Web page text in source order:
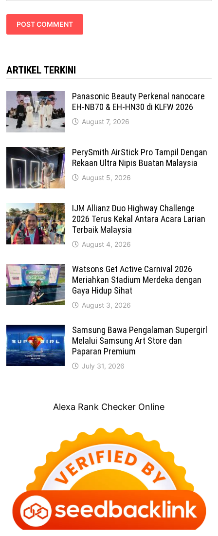
ARTIKEL TERKINI
Panasonic Beauty Perkenal nanocare
EH-NB70 & EH-HN30 di KLFW 2026
August 7, 2026
PerySmith AirStick Pro Tampil Dengan
Rekaan Ultra Nipis Buatan Malaysia
August 5, 2026
IJM Allianz Duo Highway Challenge
2026 Terus Kekal Antara Acara Larian
Terbaik Malaysia
August 4, 2026
Watsons Get Active Carnival 2026
Meriahkan Stadium Merdeka dengan
Gaya Hidup Sihat
August 3, 2026
Samsung Bawa Pengalaman Supergirl
Melalui Samsung Art Store dan
Paparan Premium
July 31, 2026
Alexa Rank Checker Online